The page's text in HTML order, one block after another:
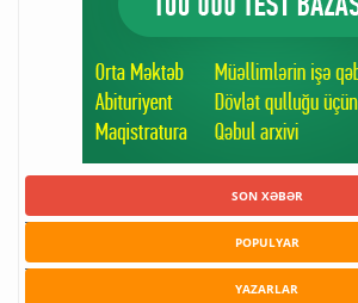
SON XƏBƏR
POPULYAR
YAZARLAR